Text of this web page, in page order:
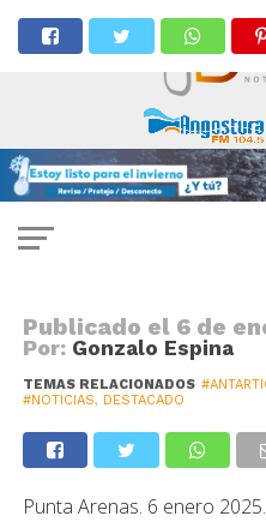
De fabricación
rompehielos Viel
operar en la Antártica
Publicado el 6 de
Por: Gonzalo Espina
TEMAS RELACIONADOS
#NOTICIAS, DESTACADO
Punta Arenas. 6 enero